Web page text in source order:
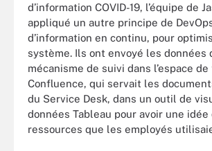
d’information COVID-19, l’équipe de
appliqué un autre principe de
d’information en continu, pour
système. Ils ont envoyé les données
mécanisme de suivi dans l’espace
Confluence, qui servait les
du Service Desk, dans un outil de
données Tableau pour avoir une idée
ressources que les employés